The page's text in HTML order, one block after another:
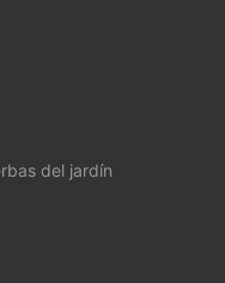
del jardín